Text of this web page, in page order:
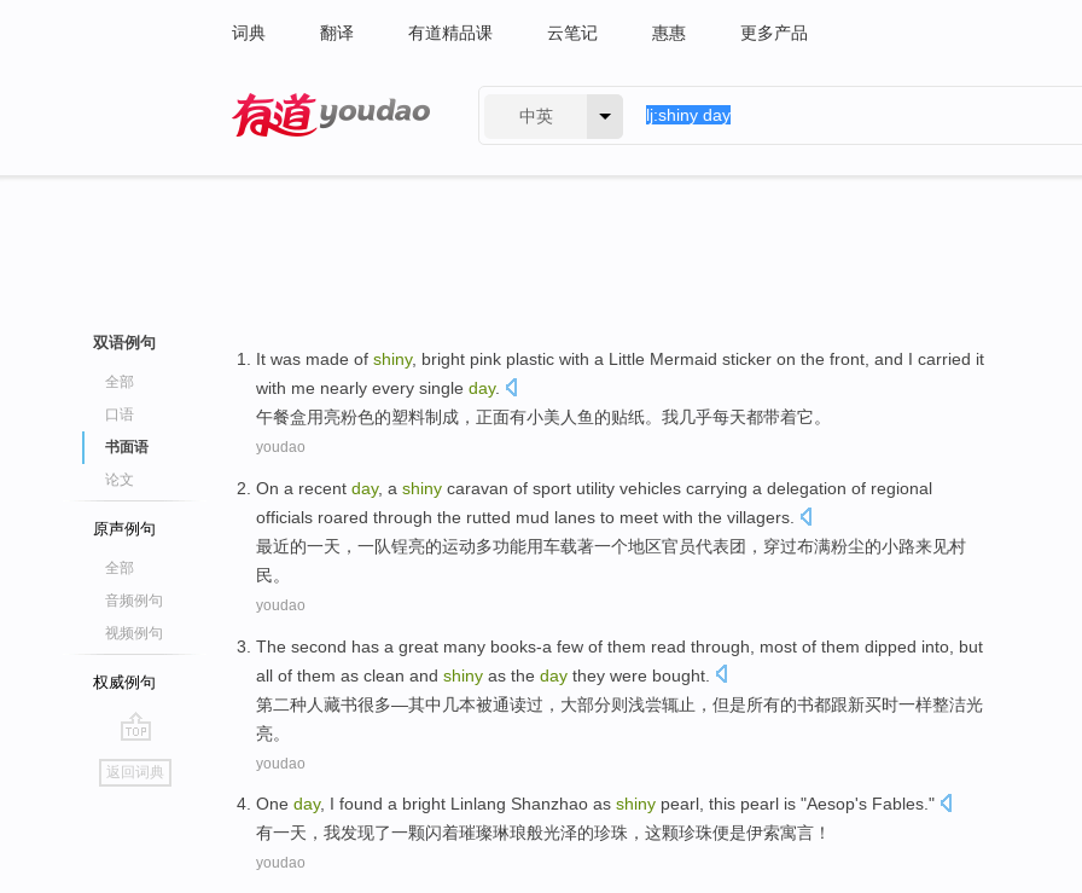
词典 翻译 有道精品课 云笔记 惠惠 更多产品
中英
双语例句
全部
口语
书面语
论文
原声例句
全部
音频例句
视频例句
权威例句
go
top
返回词典
It was made of shiny, bright pink plastic with a Little Mermaid sticker on the front , and I carried it
with me nearly every single day.
午餐盒用亮粉色的塑料制成 ， 正面有小美人鱼的贴纸。 我几乎每天都带着它。
youdao
On a recent day, a shiny caravan of sport utility vehicles carrying a delegation of regional
officials roared through the rutted mud lanes to meet with the villagers
最近的一天 ， 一队锃亮的运动多功能用车载著一个地区官员代表团 ， 穿过布满粉尘的小路来见村
民。
youdao
The second has a great many books-a few of them read through most of them dipped into, but
all of them as clean and shiny as the day they were bought
第二种人藏书很多—其中 几本被通读过， 大部分则浅尝辄止 ， 但是所有的书都跟新买时一样整洁光
亮。
youdao
One day, I found a bright Linlang Shanzhao as shiny pearl, this pearl is "Aesop's Fables."
有一天 ， 我发现了一颗闪着璀璨琳琅般光泽的珍珠 ， 这颗珍珠便是伊索寓言！
youdao